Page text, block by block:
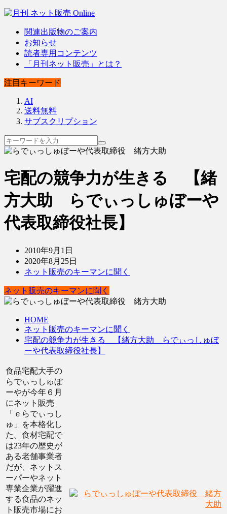
関連出版物のご案内
お知らせ
読者専用コンテンツ
「月刊ネット販売」とは？
注目キーワード
AI
送料無料
サブスクリプション
宅配の競争力が生きる 【緒
方大助 らでぃっしゅぼーや
代表取締役社長】
2010年9月1日
2020年8月25日
ネット販売のキーマンに聞く
ネット販売のキーマンに聞く
HOME
ネット販売のキーマンに聞く
宅配の競争力が生きる 【緒方大助 らでぃっしゅぼ
ーや代表取締役社長】
食品宅配大手の
らでぃっしゅぼ
ーやが今年６月
にネット販売
「ｅらでぃっし
ゅ」を本格化し
た。食材宅配で
は23年の歴史が
ある老舗事業者
だが、ネットス
ーパーやネット
専業企業が躍進
する食品のネッ
ト販売市場にお